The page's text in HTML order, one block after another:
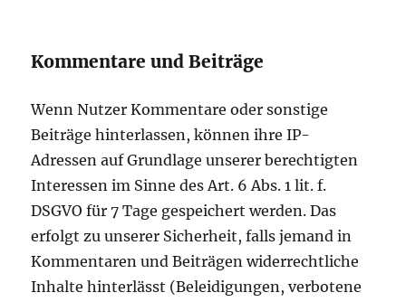
Kommentare und Beiträge
Wenn Nutzer Kommentare oder sonstige
Beiträge hinterlassen, können ihre IP-
Adressen auf Grundlage unserer berechtigten
Interessen im Sinne des Art. 6 Abs. 1 lit. f.
DSGVO für 7 Tage gespeichert werden. Das
erfolgt zu unserer Sicherheit, falls jemand in
Kommentaren und Beiträgen widerrechtliche
Inhalte hinterlässt (Beleidigungen, verbotene